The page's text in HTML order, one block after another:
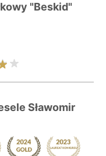
"Beskid"
Sławomir